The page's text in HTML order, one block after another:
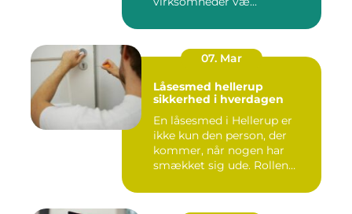
07. Mar
Låsesmed hellerup
sikkerhed i hverdagen
En låsesmed i Hellerup er
ikke kun den person, der
kommer, når nogen har
smækket sig ude. Rollen